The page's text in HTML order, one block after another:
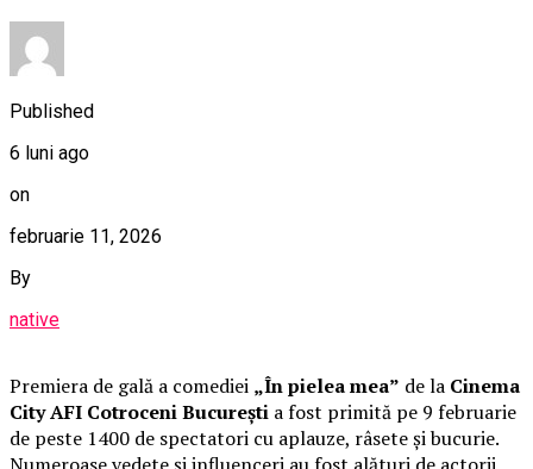
Published
6 luni ago
on
februarie 11, 2026
By
native
Premiera de gală a comediei „În pielea mea” de la Cinema
City AFI Cotroceni București a fost primită pe 9 februarie
de peste 1400 de spectatori cu aplauze, râsete și bucurie.